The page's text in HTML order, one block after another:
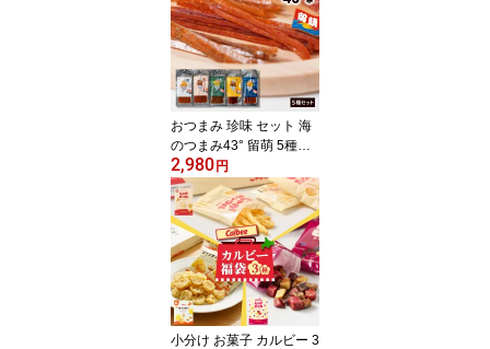
加 グルテンフリー ラム
酒不使用 無添加 焼き菓
子 スイーツ 人気 カヌレ
かぬれ 洋菓子 ギフト 父
の日 人気
おつまみ 珍味 セット 海
のつまみ43° 留萌 5種セ
ット ジャーキー 鮭とば
北海道 乾き物 国産 非常
食 ビール おやつ ポイン
ト消化 ご当地 詰め合わ
せ 送料無料 お土産 食品
【パケ】 父の日
2,980 円
小分け お菓子 カルビー 3